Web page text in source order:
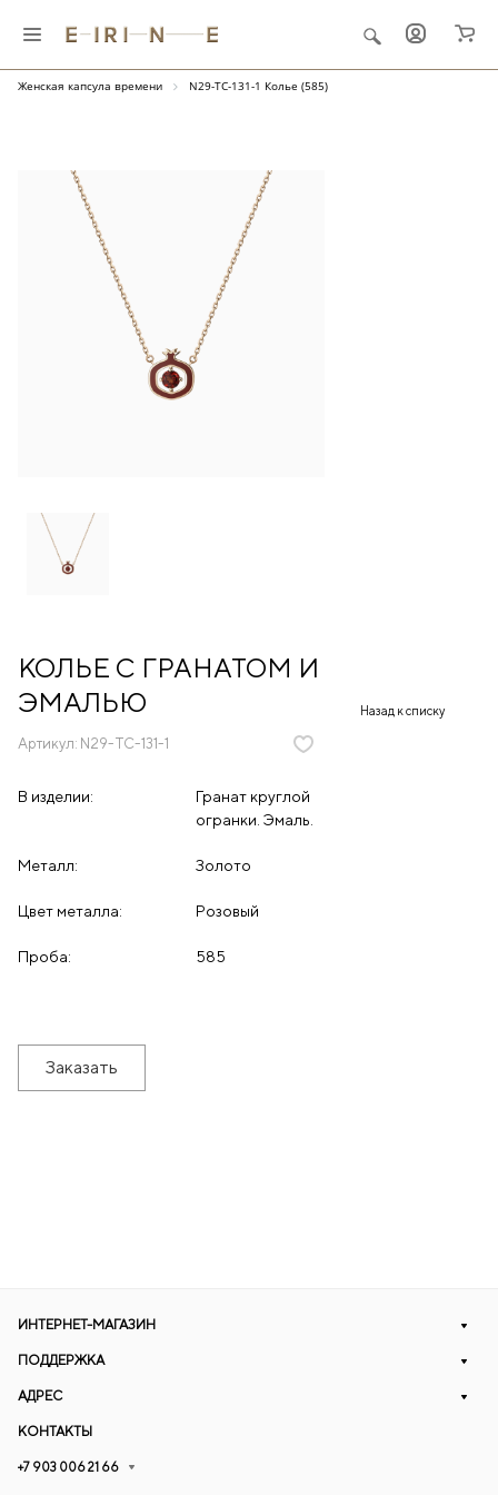
Женская капсула времени
N29-TC-131-1 Колье (585)
КОЛЬЕ С ГРАНАТОМ И
ЭМАЛЬЮ
Артикул: N29-TC-131-1
В изделии:
Гранат круглой
огранки. Эмаль.
Металл: Золото
Цвет металла: Розовый
Проба: 585
Заказать
Назад к списку
ИНТЕРНЕТ-МАГАЗИН
ПОДДЕРЖКА
АДРЕС
КОНТАКТЫ
+7 903 006 21 66